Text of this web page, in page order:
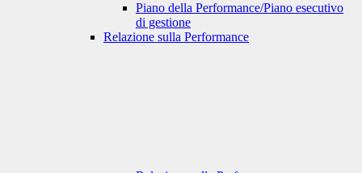
Piano della Performance/Piano esecutivo
di gestione
Relazione sulla Performance